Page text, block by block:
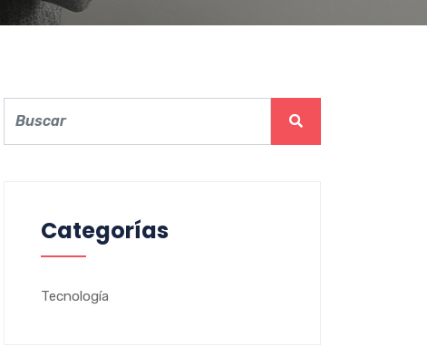
Categorías
Tecnología